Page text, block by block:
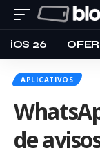
iOS 26
APLICATIVOS
de